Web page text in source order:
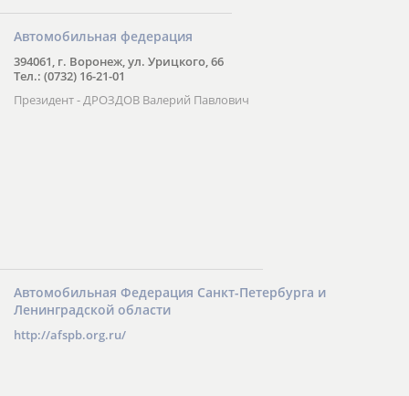
Автомобильная федерация
394061, г. Воронеж, ул. Урицкого, 66
Тел.: (0732) 16-21-01
Президент - ДРОЗДОВ Валерий Павлович
Автомобильная Федерация Санкт-Петербурга и
Ленинградской области
http://afspb.org.ru/